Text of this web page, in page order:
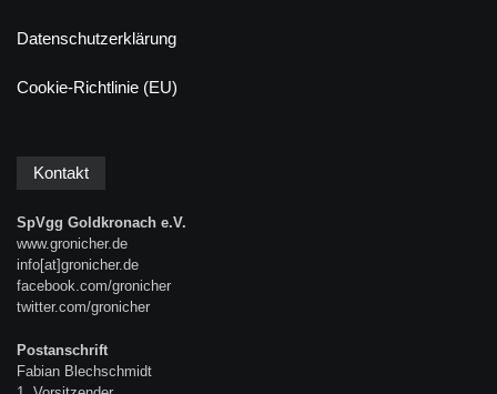
Datenschutzerklärung
Cookie-Richtlinie (EU)
Kontakt
SpVgg Goldkronach e.V.
www.gronicher.de
info[at]gronicher.de
facebook.com/gronicher
twitter.com/gronicher
Postanschrift
Fabian Blechschmidt